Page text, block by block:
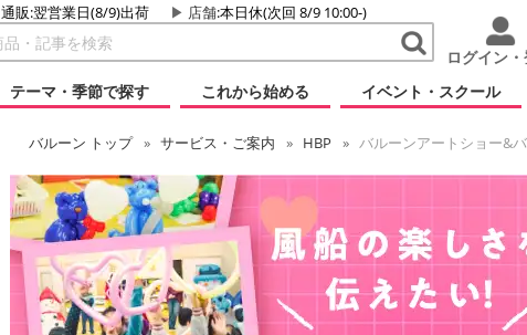
通販:翌営業日(8/9)出荷 店舗:本日休(次回 8/9 10:00-)
ログイン
テーマ・季節で探す
これから始める イベント・スクール
バルーン トップ サービス・ご案内 HBP バルーンアートショー&